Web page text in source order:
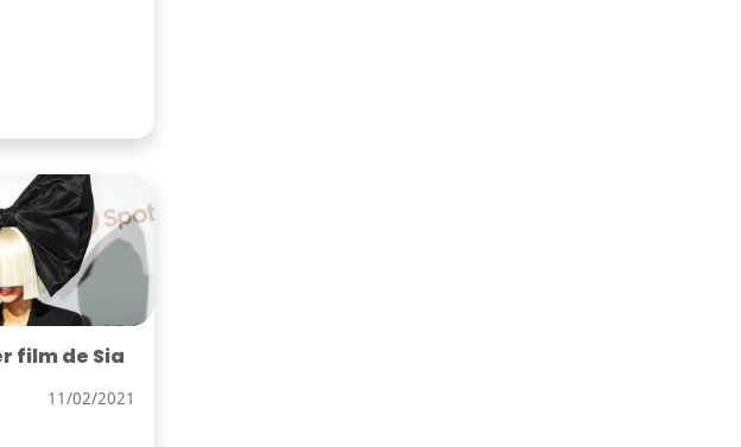
film de Sia
11/02/2021